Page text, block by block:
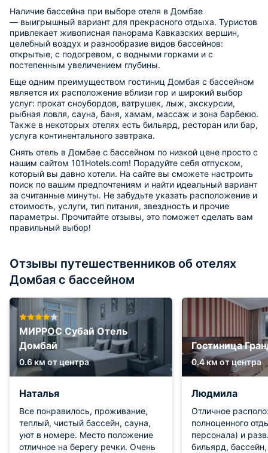
Наличие бассейна при выборе отеля в Домбае
— выигрышный вариант для прекрасного отдыха. Туристов
привлекает живописная панорама Кавказских вершин,
целебный воздух и разнообразие видов бассейнов:
открытые, с подогревом, с водными горками и с
постепенным увеличением глубины.
Еще одним преимуществом гостиниц Домбая с бассейном
является их расположение вблизи гор и широкий выбор
услуг: прокат сноубордов, ватрушек, лыж, экскурсии,
рыбная ловля, сауна, баня, хамам, массаж и зона барбекю.
Также в некоторых отелях есть бильярд, ресторан или бар,
услуга континентального завтрака.
Снять отель в Домбае с бассейном по низкой цене просто с
нашим сайтом 101Hotels.com! Порадуйте себя отпуском,
который вы давно хотели. На сайте вы сможете настроить
поиск по вашим предпочтениям и найти идеальный вариант
за считанные минуты. Не забудьте указать расположение и
стоимость, услуги, тип питания, звездность и прочие
параметры. Прочитайте отзывы, это поможет сделать вам
правильный выбор!
Отзывы путешественников об отелях
Домбая с бассейном
МИРРОС Субай Отель
Домбай
0.6 км от центра
Наталья
Все понравилось, проживание,
теплый, чистый бассейн, сауна,
уют в номере. Место положение
отличное на берегу речки. Очень
Гостиница
0.4 км от центра
Людмила
Отличное
полноценного
персонала) и
бильярд,